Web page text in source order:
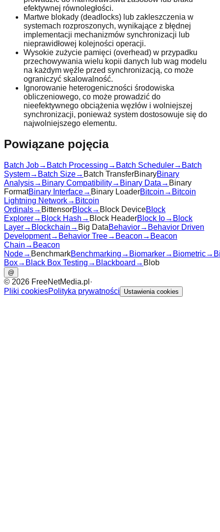
efektywnej równoległości.
Martwe blokady (deadlocks) lub zakleszczenia w
systemach rozproszonych, wynikające z błędnej
implementacji mechanizmów synchronizacji lub
nieprawidłowej kolejności operacji.
Wysokie zużycie pamięci (overhead) w przypadku
przechowywania wielu kopii danych lub wag modelu
na każdym węźle przed synchronizacją, co może
ograniczyć skalowalność.
Ignorowanie heterogeniczności środowiska
obliczeniowego, co może prowadzić do
nieefektywnego obciążenia węzłów i wolniejszej
synchronizacji, ponieważ system dostosowuje się do
najwolniejszego elementu.
Powiązane pojęcia
Batch Job→ Batch Processing → Batch Scheduler→ Batch
System→ Batch Size→ Batch TransferBinaryBinary
Analysis→ Binary Compatibility→ Binary Data → Binary
FormatBinary Interface→ Binary LoaderBitcoin → Bitcoin
Lightning Network→ Bitcoin
Ordinals→ BittensorBlock→ Block DeviceBlock
Explorer→ Block Hash → Block HeaderBlock Io→ Block
Layer→ Blockchain → Big DataBehavior→ Behavior Driven
Development→ Behavior Tree→ Beacon → Beacon
Chain → Beacon
Node→ BenchmarkBenchmarking → Biomarker→ Biometric→
Box→ Black Box Testing → Blackboard → Blob
@
© 2026 FreeNetMedia.pl ·
Pliki cookiesPolityka prywatności Ustawienia cookies